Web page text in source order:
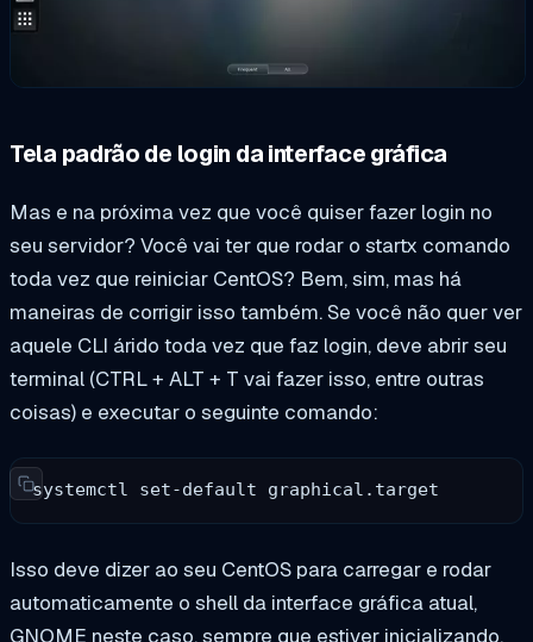
Tela padrão de login da interface gráfica
Mas e na próxima vez que você quiser fazer login no
seu servidor? Você vai ter que rodar o startx comando
toda vez que reiniciar CentOS? Bem, sim, mas há
maneiras de corrigir isso também. Se você não quer ver
aquele CLI árido toda vez que faz login, deve abrir seu
terminal (CTRL + ALT + T vai fazer isso, entre outras
coisas) e executar o seguinte comando:
systemctl set-default graphical.target
Isso deve dizer ao seu CentOS para carregar e rodar
automaticamente o shell da interface gráfica atual,
GNOME neste caso, sempre que estiver inicializando.